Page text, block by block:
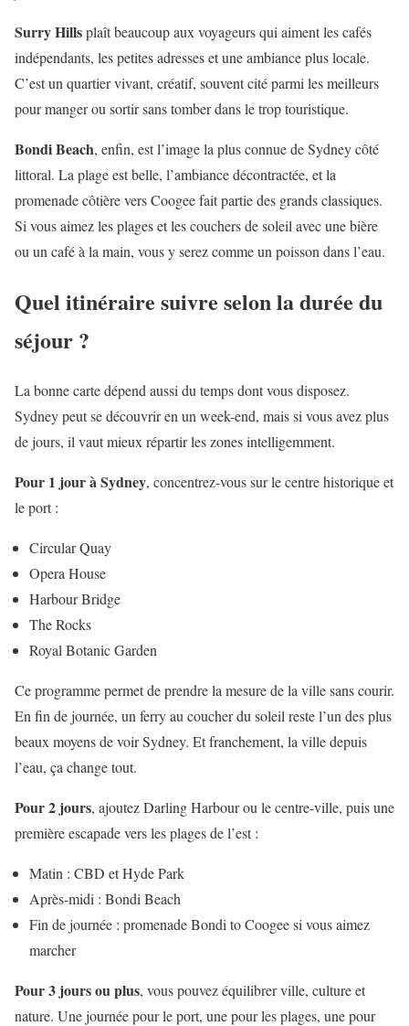
Surry Hillsplaît beaucoup aux voyageurs qui aiment les cafés
indépendants, les petites adresses et une ambiance plus locale.
C’est un quartier vivant, créatif, souvent cité parmi les meilleurs
pour manger ou sortir sans tomber dans le trop touristique.
Bondi Beach, enfin, est l’image la plus connue de Sydney côté
littoral. La plage est belle, l’ambiance décontractée, et la
promenade côtière vers Coogee fait partie des grands classiques.
Si vous aimez les plages et les couchers de soleil avec une bière
ou un café à la main, vous y serez comme un poisson dans l’eau.
Quel itinéraire suivre selon la durée du
séjour ?
La bonne carte dépend aussi du temps dont vous disposez.
Sydney peut se découvrir en un week-end, mais si vous avez plus
de jours, il vaut mieux répartir les zones intelligemment.
Pour 1 jour à Sydney, concentrez-vous sur le centre historique et
le port :
Circular Quay
Opera House
Harbour Bridge
The Rocks
Royal Botanic Garden
Ce programme permet de prendre la mesure de la ville sans courir.
En fin de journée, un ferry au coucher du soleil reste l’un des plus
beaux moyens de voir Sydney. Et franchement, la ville depuis
l’eau, ça change tout.
Pour 2 jours, ajoutez Darling Harbour ou le centre-ville, puis une
première escapade vers les plages de l’est :
Matin : CBD et Hyde Park
Après-midi : Bondi Beach
Fin de journée : promenade Bondi to Coogee si vous aimez
marcher
Pour 3 jours ou plus, vous pouvez équilibrer ville, culture et
nature. Une journée pour le port, une pour les plages, une pour